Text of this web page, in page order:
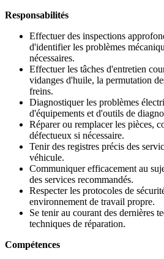
Responsabilités
Effectuer des inspections
d'identifier les problèmes
nécessaires.
Effectuer les tâches d'entretien
vidanges d'huile, la permutation
freins.
Diagnostiquer les problèmes
d'équipements et d'outils de
Réparer ou remplacer les pièces,
défectueux si nécessaire.
Tenir des registres précis des
véhicule.
Communiquer efficacement au
des services recommandés.
Respecter les protocoles de
environnement de travail propre.
Se tenir au courant des dernières
techniques de réparation.
Compétences